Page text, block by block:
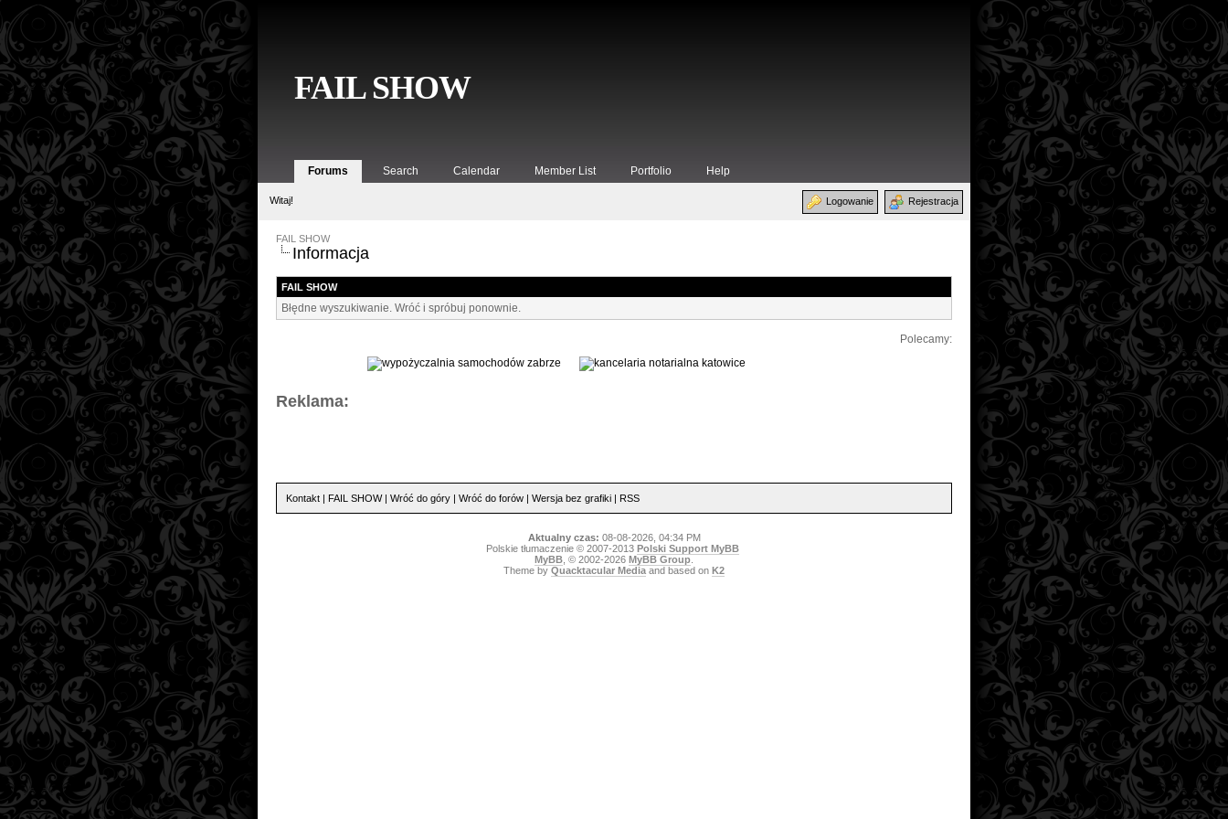
FAIL SHOW
Forums Search Calendar Member List Portfolio Help
Logowanie Rejestracja
Witaj!
FAIL SHOW
Informacja
FAIL SHOW
Błędne wyszukiwanie. Wróć i spróbuj ponownie.
Polecamy:
Reklama:
Kontakt | FAIL SHOW| Wróć do góry | Wróć do forów | Wersja bez grafiki | RSS
Aktualny czas: 08-08-2026, 04:34 PM
Polskie tłumaczenie © 2007-2013 Polski Support MyBB
MyBB , © 2002-2026 MyBB Group
Theme by Quacktacular Media and based on K2